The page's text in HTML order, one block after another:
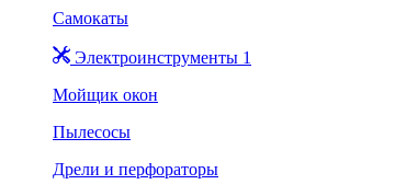
Самокаты
Электроинструменты 1
Мойщик окон
Пылесосы
Дрели и перфораторы